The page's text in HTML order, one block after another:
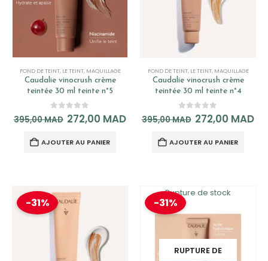
FOND DE TEINT, LE TEINT, MAQUILLAGE
Caudalie vinocrush crème
teintée 30 ml teinte n°5
out of 5
395,00MAD 272,00 MAD
AJOUTER AU PANIER
FOND DE TEINT, LE TEINT, MAQUILLAGE
Caudalie vinocrush crème
teintée 30 ml teinte n°4
out of 5
395,00MAD 272,00 MAD
AJOUTER AU PANIER
-31%
Rupture de stock
-31%
RUPTURE DE